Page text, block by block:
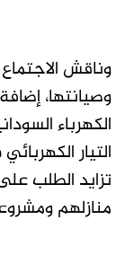
وناقش الاجتماع
وصيانتها،
الكهرباء
التيار
تزايد الطلب
منازلهم